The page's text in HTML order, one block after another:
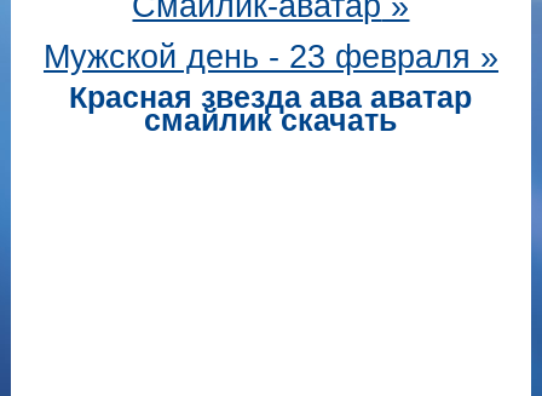
Мужской день - 23 февраля »
Красная звезда ава аватар
смайлик скачать